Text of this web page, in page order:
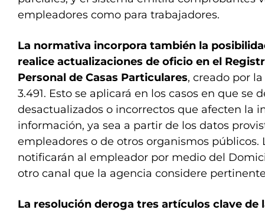
empleadores como para trabajadores.
La normativa incorpora también la
realice actualizaciones de oficio en el
Personal de Casas Particulares, creado por
3.491. Esto se aplicará en los casos en que se
desactualizados o incorrectos que afecten la
información, ya sea a partir de los datos
empleadores o de otros organismos públicos.
notificarán al empleador por medio del
otro canal que la agencia considere
La resolución deroga tres artículos clave